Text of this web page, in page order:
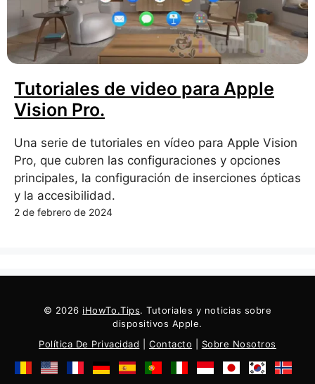
Tutoriales de video para Apple
Vision Pro.
Una serie de tutoriales en vídeo para Apple Vision
Pro, que cubren las configuraciones y opciones
principales, la configuración de inserciones ópticas
y la accesibilidad.
2 de febrero de 2024
© 2026 iHowTo.Tips. Tutoriales y noticias sobre
dispositivos Apple.
Política De Privacidad
Contacto Sobre Nosotros